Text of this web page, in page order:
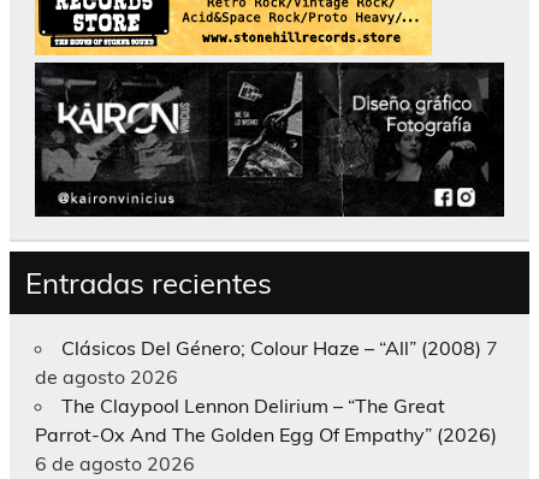
Entradas recientes
Clásicos Del Género; Colour Haze – “All” (2008) 7
de agosto 2026
The Claypool Lennon Delirium – “The Great
Parrot-Ox And The Golden Egg Of Empathy” (2026)
6 de agosto 2026